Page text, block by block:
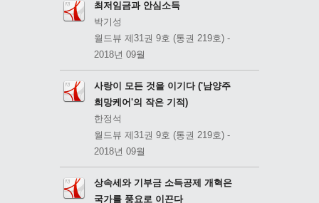
최저임금과 안심소득
박기성
월드뷰 제31권 9호 (통권 219호) -
2018년 09월
사랑이 모든 것을 이기다 ('남양주
희망케어'의 작은 기적)
한정석
월드뷰 제31권 9호 (통권 219호) -
2018년 09월
상속세와 기부금 소득공제 개혁은
국가를 풍요로 이끈다